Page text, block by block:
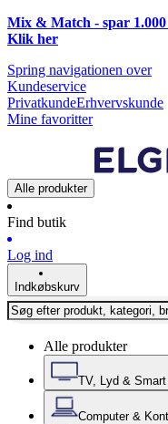
Mix & Match - spar
Klik her
Spring navigationen over
Kundeservice
PrivatkundeErhvervskunde
Mine favoritter
Alle produkter
Find butik
Log ind
Indkøbskurv
Alle produkter
TV, Lyd &
Computer &